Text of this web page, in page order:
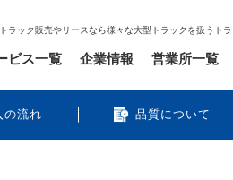
ラック販売やリースなら様々な大型トラックを扱うト
の流れ 品質について
ビス一覧 企業情報 営業所一覧